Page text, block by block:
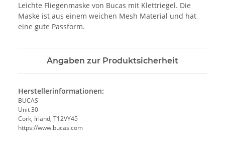
Leichte Fliegenmaske von Bucas mit Klettriegel. Die
Maske ist aus einem weichen Mesh Material und hat
eine gute Passform.
Angaben zur Produktsicherheit
Herstellerinformationen:
BUCAS
Unit 30
Cork, Irland, T12VY45
https://www.bucas.com